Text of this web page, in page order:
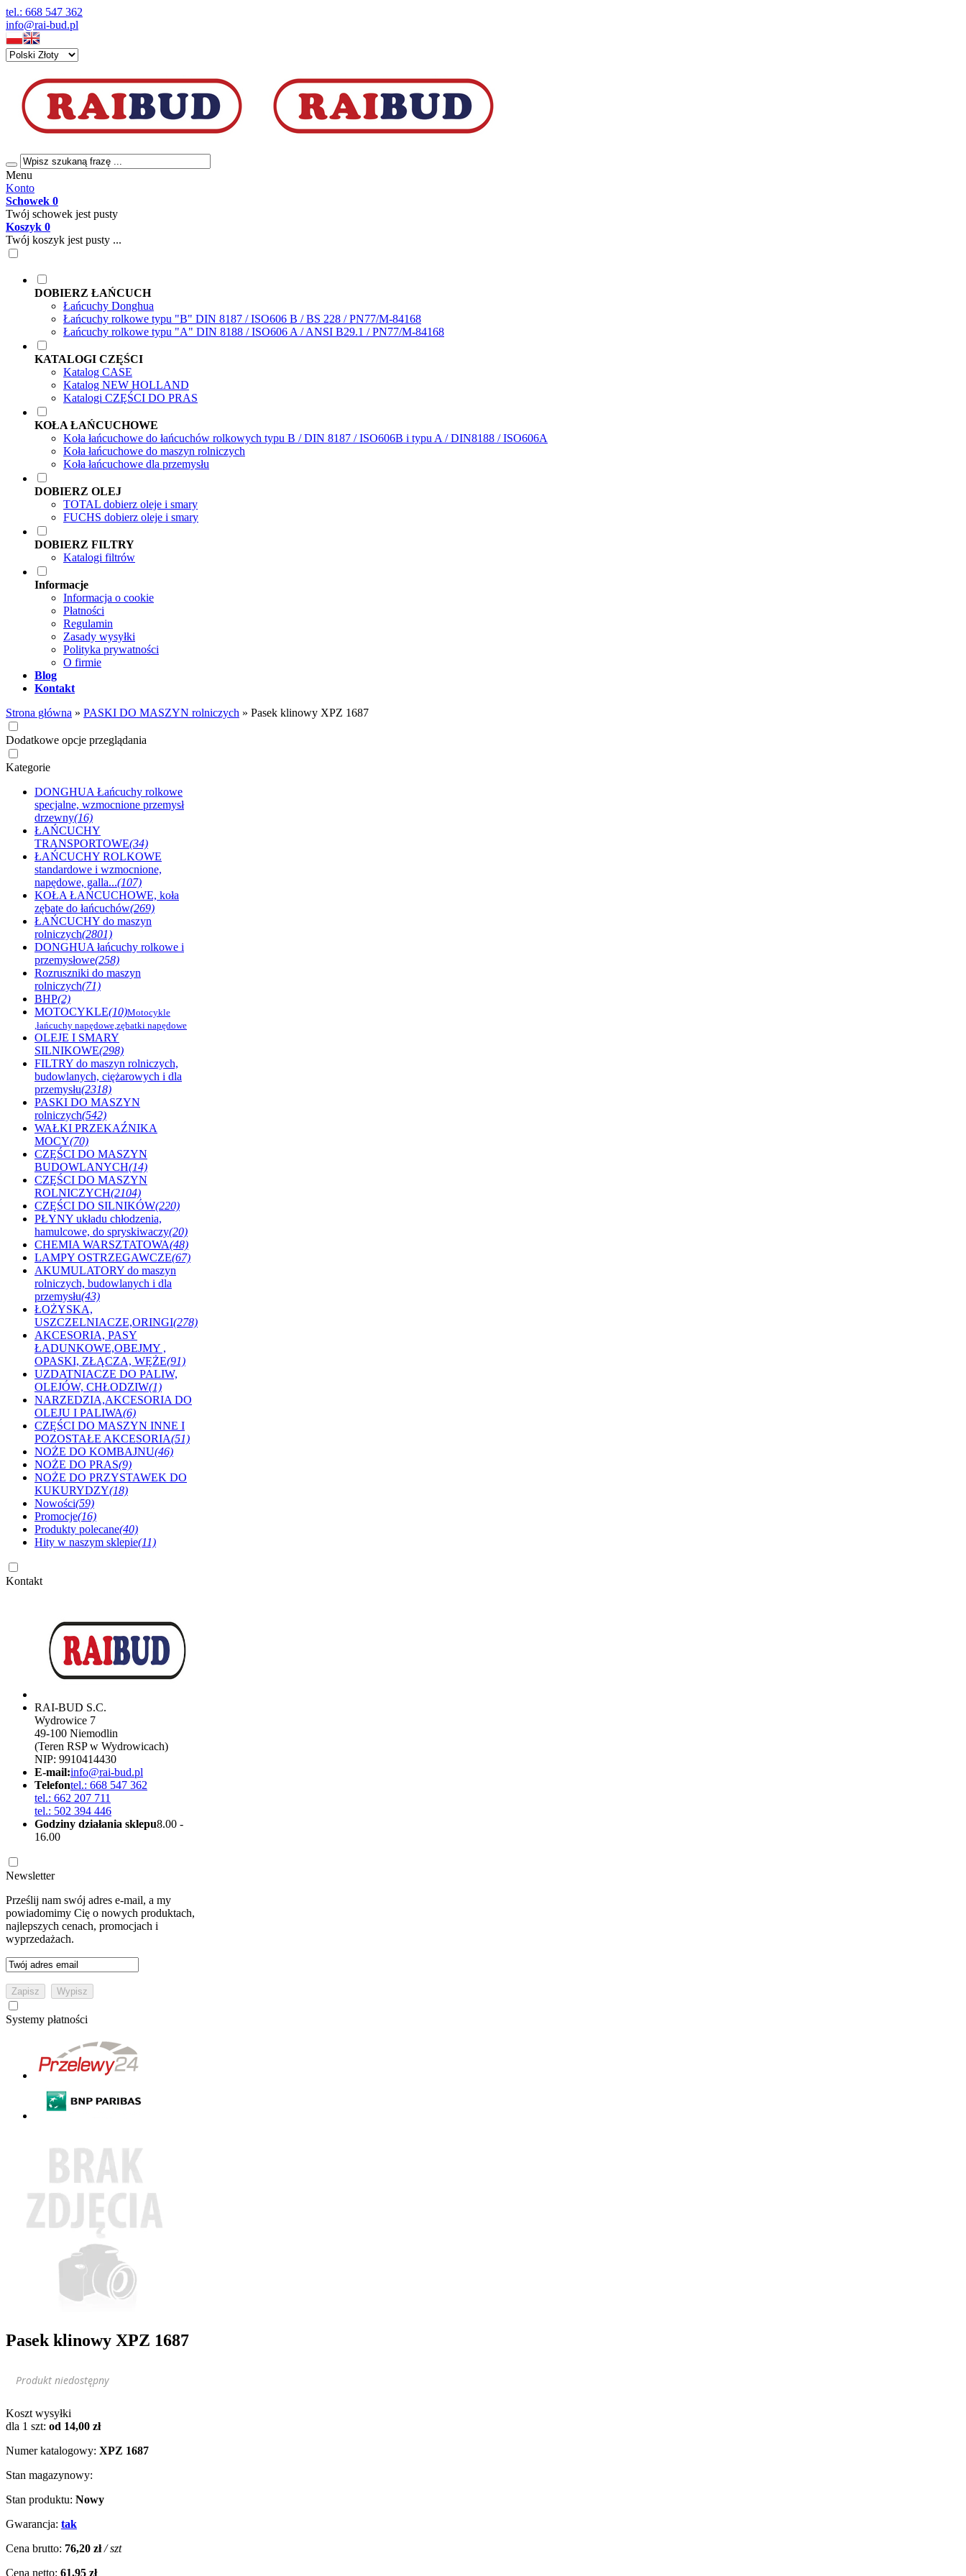
tel.: 668 547 362
info@rai-bud.pl
Menu
Konto
Schowek 0
Twój schowek jest pusty
Koszyk 0
Twój koszyk jest pusty ...
DOBIERZ ŁAŃCUCH
Łańcuchy Donghua
Łańcuchy rolkowe typu "B" DIN 8187 / ISO606 B / BS 228 / PN77/M-84168
Łańcuchy rolkowe typu "A" DIN 8188 / ISO606 A / ANSI B29.1 / PN77/M-84168
KATALOGI CZĘŚCI
Katalog CASE
Katalog NEW HOLLAND
Katalogi CZĘŚCI DO PRAS
KOŁA ŁAŃCUCHOWE
Koła łańcuchowe do łańcuchów rolkowych typu B / DIN 8187 / ISO606B i typu A / DIN8188 / ISO606A
Koła łańcuchowe do maszyn rolniczych
Koła łańcuchowe dla przemysłu
DOBIERZ OLEJ
TOTAL dobierz oleje i smary
FUCHS dobierz oleje i smary
DOBIERZ FILTRY
Katalogi filtrów
Informacje
Informacja o cookie
Płatności
Regulamin
Zasady wysyłki
Polityka prywatności
O firmie
Blog
Kontakt
Strona główna » PASKI DO MASZYN rolniczych » Pasek klinowy XPZ 1687
Dodatkowe opcje przeglądania
Kategorie
DONGHUA Łańcuchy rolkowe
specjalne, wzmocnione przemysł
drzewny(16)
ŁAŃCUCHY
TRANSPORTOWE(34)
ŁAŃCUCHY ROLKOWE
standardowe i wzmocnione,
napędowe, galla...(107)
KOŁA ŁAŃCUCHOWE, koła
zębate do łańcuchów(269)
ŁAŃCUCHY do maszyn
rolniczych(2801)
DONGHUA łańcuchy rolkowe i
przemysłowe(258)
Rozruszniki do maszyn
rolniczych(71)
BHP(2)
MOTOCYKLE(10)Motocykle
,łańcuchy napędowe,zębatki napędowe
OLEJE I SMARY
SILNIKOWE(298)
FILTRY do maszyn rolniczych,
budowlanych, ciężarowych i dla
przemysłu(2318)
PASKI DO MASZYN
rolniczych(542)
WAŁKI PRZEKAŹNIKA
MOCY(70)
CZĘŚCI DO MASZYN
BUDOWLANYCH(14)
CZĘŚCI DO MASZYN
ROLNICZYCH(2104)
CZĘŚCI DO SILNIKÓW(220)
PŁYNY układu chłodzenia,
hamulcowe, do spryskiwaczy(20)
CHEMIA WARSZTATOWA(48)
LAMPY OSTRZEGAWCZE(67)
AKUMULATORY do maszyn
rolniczych, budowlanych i dla
przemysłu(43)
ŁOŻYSKA,
USZCZELNIACZE,ORINGI(278)
AKCESORIA, PASY
ŁADUNKOWE,OBEJMY ,
OPASKI, ZŁĄCZA, WĘŻE(91)
UZDATNIACZE DO PALIW,
OLEJÓW, CHŁODZIW(1)
NARZEDZIA,AKCESORIA DO
OLEJU I PALIWA(6)
CZĘŚCI DO MASZYN INNE I
POZOSTAŁE AKCESORIA(51)
NOŻE DO KOMBAJNU(46)
NOŻE DO PRAS(9)
NOŻE DO PRZYSTAWEK DO
KUKURYDZY(18)
Nowości(59)
Promocje(16)
Produkty polecane(40)
Hity w naszym sklepie(11)
Kontakt
RAI-BUD S.C.
Wydrowice 7
49-100 Niemodlin
(Teren RSP w Wydrowicach)
NIP: 9910414430
E-mail:info@rai-bud.pl
Telefontel.: 668 547 362
tel.: 662 207 711
tel.: 502 394 446
Godziny działania sklepu8.00 -
16.00
Newsletter
Prześlij nam swój adres e-mail, a my
powiadomimy Cię o nowych produktach,
najlepszych cenach, promocjach i
wyprzedażach.
Systemy płatności
Pasek klinowy XPZ 1687
Produkt niedostępny
Koszt wysyłki
dla 1 szt: od 14,00 zł
Numer katalogowy: XPZ 1687
Stan magazynowy:
Stan produktu: Nowy
Gwarancja: tak
Cena brutto: 76,20 zł / szt
Cena netto: 61,95 zł